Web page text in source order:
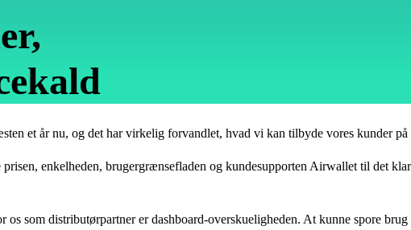
et år nu, og det har virkelig forvandlet, hvad vi kan tilbyde vores kunder
enkelheden, brugergrænsefladen og kundesupporten Airwallet til det
os som distributørpartner er dashboard-overskueligheden. At kunne spore